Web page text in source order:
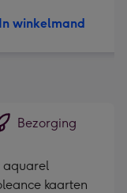
In winkelmand
Bezorging
aquarel
kaarten